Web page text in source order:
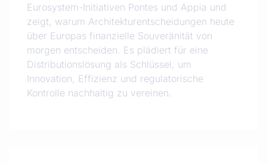
Eurosystem-Initiativen Pontes und Appia und
zeigt, warum Architekturentscheidungen heute
über Europas finanzielle Souveränität von
morgen entscheiden. Es plädiert für eine
Distributionslösung als Schlüssel, um
Innovation, Effizienz und regulatorische
Kontrolle nachhaltig zu vereinen.